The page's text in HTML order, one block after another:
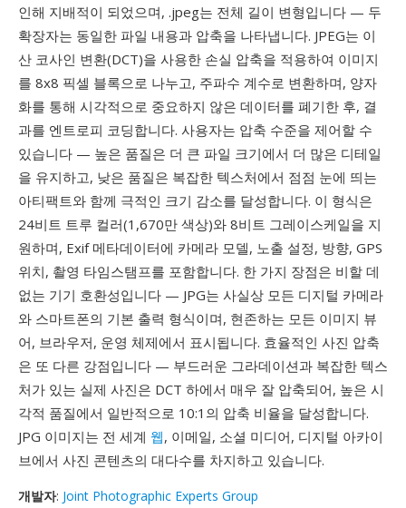
인해 지배적이 되었으며, .jpeg는 전체 길이 변형입니다 — 두
확장자는 동일한 파일 내용과 압축을 나타냅니다. JPEG는 이
산 코사인 변환(DCT)을 사용한 손실 압축을 적용하여 이미지
를 8x8 픽셀 블록으로 나누고, 주파수 계수로 변환하며, 양자
화를 통해 시각적으로 중요하지 않은 데이터를 폐기한 후, 결
과를 엔트로피 코딩합니다. 사용자는 압축 수준을 제어할 수
있습니다 — 높은 품질은 더 큰 파일 크기에서 더 많은 디테일
을 유지하고, 낮은 품질은 복잡한 텍스처에서 점점 눈에 띄는
아티팩트와 함께 극적인 크기 감소를 달성합니다. 이 형식은
24비트 트루 컬러(1,670만 색상)와 8비트 그레이스케일을 지
원하며, Exif 메타데이터에 카메라 모델, 노출 설정, 방향, GPS
위치, 촬영 타임스탬프를 포함합니다. 한 가지 장점은 비할 데
없는 기기 호환성입니다 — JPG는 사실상 모든 디지털 카메라
와 스마트폰의 기본 출력 형식이며, 현존하는 모든 이미지 뷰
어, 브라우저, 운영 체제에서 표시됩니다. 효율적인 사진 압축
은 또 다른 강점입니다 — 부드러운 그라데이션과 복잡한 텍스
처가 있는 실제 사진은 DCT 하에서 매우 잘 압축되어, 높은 시
각적 품질에서 일반적으로 10:1의 압축 비율을 달성합니다.
JPG 이미지는 전 세계 웹, 이메일, 소셜 미디어, 디지털 아카이
브에서 사진 콘텐츠의 대다수를 차지하고 있습니다.
개발자: Joint Photographic Experts Group